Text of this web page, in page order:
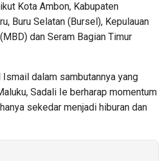
Kota Ambon, Kabupaten
Buru Selatan (Bursel), Kepulauan
dan Seram Bagian Timur
Ismail dalam sambutannya yang
Sadali Ie berharap momentum
sekedar menjadi hiburan dan